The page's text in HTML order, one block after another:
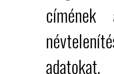
címének
adatokat.